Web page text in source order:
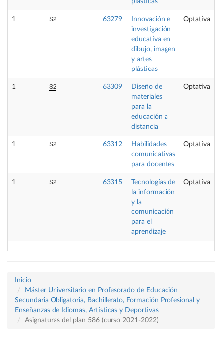
1 S2 63279
Innovación e
investigación
educativa en
dibujo, imagen
y artes
plásticas
Optativa
1 S2 63309
Diseño de
materiales
para la
educación a
distancia
Optativa
1 S2 63312
Habilidades
comunicativas
para docentes
Optativa
1 S2 63315
Tecnologías de
la información
y la
comunicación
para el
aprendizaje
Optativa
Inicio
Máster Universitario en Profesorado de Educación
Secundaria Obligatoria, Bachillerato, Formación Profesional y
Enseñanzas de Idiomas, Artísticas y Deportivas
Asignaturas del plan 586 (curso 2021-2022)